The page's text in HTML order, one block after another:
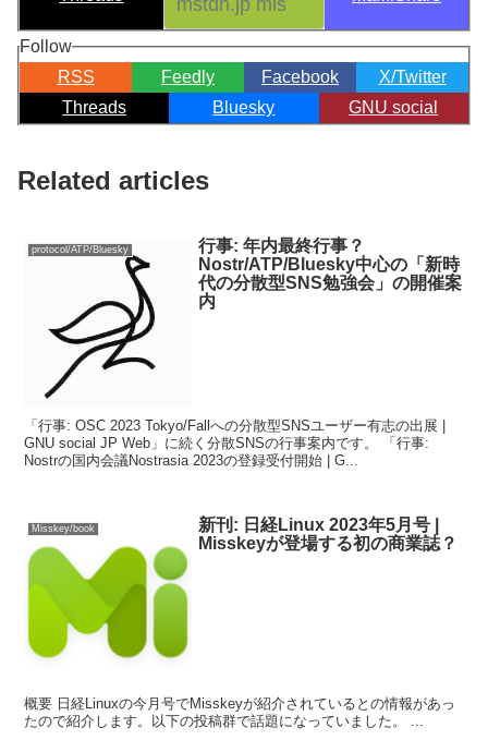
Follow
RSS
Feedly Facebook
X/Twitter
Threads
Bluesky GNU social
Related articles
protocol/ATP/Bluesky
行事: 年内最終行事？
Nostr/ATP/Bluesky中心の「新時
代の分散型SNS勉強会」の開催案
内
「行事: OSC 2023 Tokyo/Fallへの分散型SNSユーザー有志の出展 |
GNU social JP Web」に続く分散SNSの行事案内です。 「行事:
Nostrの国内会議Nostrasia 2023の登録受付開始 | G...
Misskey/book
新刊: 日経Linux 2023年5月号 |
Misskeyが登場する初の商業誌？
概要 日経Linuxの今月号でMisskeyが紹介されているとの情報があっ
たので紹介します。以下の投稿群で話題になっていました。 ...